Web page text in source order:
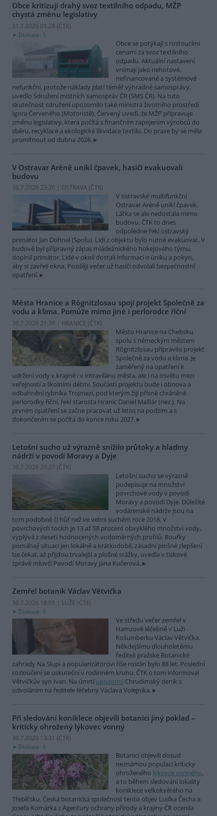
Obce kritizují drahý svoz textilního odpadu, MŽP
chystá změnu legislativy
31.7.2026 01:28 (ČTK)
Diskuse: 1
Obce se potýkají s rostoucími
cenami za svoz textilního
odpadu. Aktuální nastavení
vnímají jako nehotové,
nefinancované a systémově
nefunkční, protože náklady platí téměř výhradně samosprávy,
uvedlo Sdružení místních samospráv ČR (SMS ČR). Na tuto
skutečnost sdružení upozornilo také ministra životního prostředí
Igora Červeného (Motoristé). Červený uvedl, že MŽP připravuje
změnu legislativy, která počítá s finančním zapojením výrobců do
sběru, recyklace a ekologické likvidace textilu. Do praxe by se měla
promítnout od dubna 2028.
V Ostravar Aréně unikl čpavek, hasiči evakuovali
budovu
30.7.2026 23:20 | OSTRAVA (ČTK)
V ostravské multifunkční
Ostravar Aréně unikl čpavek.
Látka se ale nedostala mimo
budovu. ČTK to dnes
odpoledne řekl ostravský
primátor Jan Dohnal (Spolu). Lidi z objektu bylo nutné evakuovat. V
budově byl přípravný zápas mládežnického hokejového týmu,
doplnil primátor. Lidé v okolí dostali informaci o úniku a pokyn,
aby si zavřeli okna. Později večer už hasiči odvolali bezpečnostní
opatření.
Města Hranice a Rögnitzlosau spojí projekt Společně za
vodu a klima. Pomůže mimo jiné i perlorodce říční
30.7.2026 21:39 | HRANICE (ČTK)
Město Hranice na Chebsku
spolu s německým městem
Rögnitzlosau připravilo projekt
Společně za vodu a klima. Je
zaměřený na opatření k
udržení vody v krajině i v intravilánu města, ale i na osvětu mezi
veřejností a školními dětmi. Součástí projektu bude i obnova a
odbahnění rybníka Trojmezí, pod kterým žijí přísně chráněné
perlorodky říční, řekl starosta Hranic Daniel Mašlár (nez.). Na
prvním opatření se začne pracovat už letos na podzim a s
dokončením se počítá do konce roku 2027.
Letošní sucho už výrazně snížilo průtoky a hladiny
nádrží v povodí Moravy a Dyje
30.7.2026 20:27 (ČTK)
Letošní sucho se výrazně
podepisuje na množství
povrchové vody v povodí
Moravy a povodí Dyje. Důležité
vodárenské nádrže jsou na
tom podobně či hůř než ve velmi suchém roce 2018. V
povrchových tocích je 13 až 58 procent obvyklého množství vody,
vyplývá z deseti hodnocených vodoměrných profilů. Bouřky
pomáhají situaci jen lokálně a krátkodobě, zásadní plošné zlepšení
lze čekat, až přijdou trvalejší a plošné srážky, uvedla v tiskové
zprávě mluvčí Povodí Moravy Jana Kučerová.
Zemřel botanik Václav Větvička
30.7.2026 18:05 | LUŽE (ČTK)
Diskuse: 6
Ve středu večer zemřel v
Hamzově léčebně v Luži -
Košumberku Václav Větvička.
Někdejšímu dlouholetému
řediteli pražské Botanické
zahrady Na Slupi a popularizátorovi říše rostlin bylo 88 let. Poslední
rozloučení se uskuteční v rodinném kruhu. ČTK o tom informoval
Větvičkův syn Ivan. Na úmrtí upozornil Chrudimský deník s
odvoláním na ředitele léčebny Václava Volejníka.
Při sledování koniklece objevili botanici jiný poklad –
kriticky ohrožený lýkovec vonný
30.7.2026 13:31 (ČTK)
Diskuse: 6
Botanici objevili dosud
neznámou populaci kriticky
ohroženého lýkovce vonného,
a to během sledování lokality
koniklece velkokvětého na
Třebíčsku. Česká botanická společnost tento objev Luďka Čecha a
Josefa Komárka z Agentury ochrany přírody a krajiny ČR ocenila